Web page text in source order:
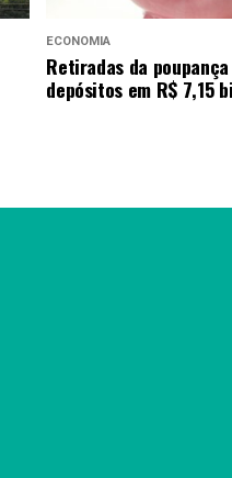
ECONOMIA
Retiradas da
depósitos em R$ 7,15